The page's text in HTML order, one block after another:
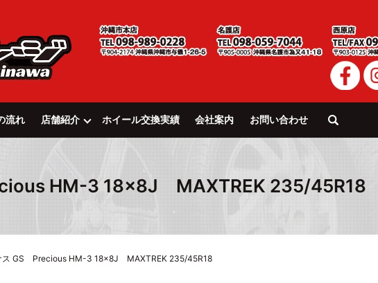
流れ 店舗紹介 ホイール交換実績 会社案内 お問い合わせ
search
HM-3 18×8J MAXTREK 235/45R18
ス GS Precious HM-3 18×8J MAXTREK 235/45R18